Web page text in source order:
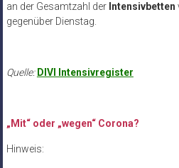
an der Gesamtzahl der Intensivbetten
gegenüber Dienstag.
Quelle: DIVI Intensivregister
„Mit“ oder „wegen“ Corona?
Hinweis: